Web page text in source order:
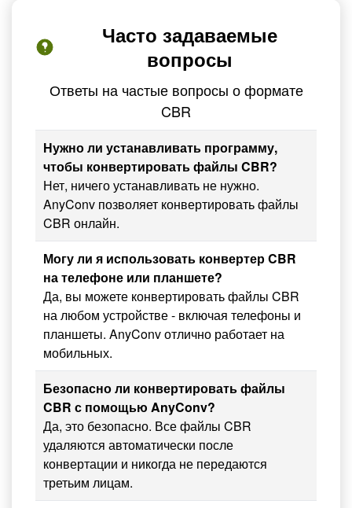
Часто задаваемые
вопросы
Ответы на частые вопросы о формате
CBR
Нужно ли устанавливать программу,
чтобы конвертировать файлы CBR?
Нет, ничего устанавливать не нужно.
AnyConv позволяет конвертировать файлы
CBR онлайн.
Могу ли я использовать конвертер CBR
на телефоне или планшете?
Да, вы можете конвертировать файлы CBR
на любом устройстве - включая телефоны и
планшеты. AnyConv отлично работает на
мобильных.
Безопасно ли конвертировать файлы
CBR с помощью AnyConv?
Да, это безопасно. Все файлы CBR
удаляются автоматически после
конвертации и никогда не передаются
третьим лицам.